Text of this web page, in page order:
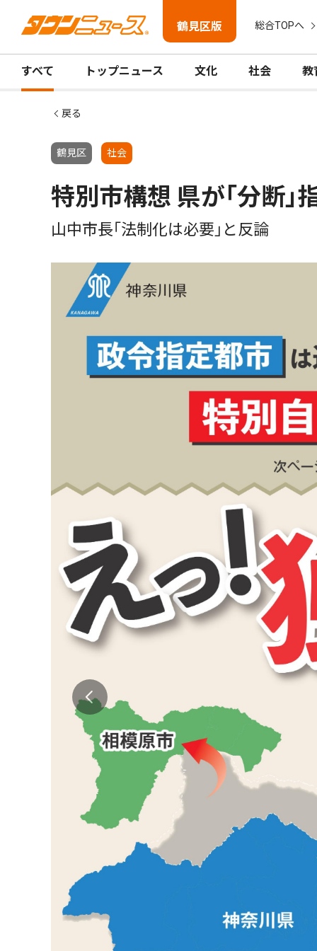
鶴見区版 総合TOPへ
すべて トップニュース 文化 社会 教
戻る
鶴見区 社会
特別市構想 県が｢分断｣
山中市長｢法制化は必要｣と反論